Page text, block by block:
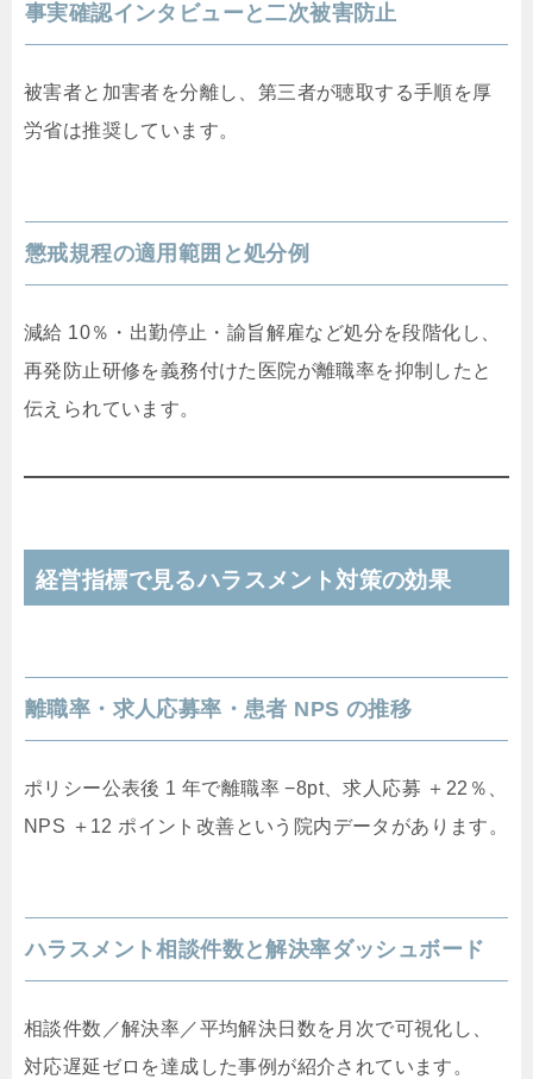
事実確認インタビューと二次被害防止
被害者と加害者を分離し、第三者が聴取する手順を厚
労省は推奨しています。
懲戒規程の適用範囲と処分例
減給 10％・出勤停止・諭旨解雇など処分を段階化し、
再発防止研修を義務付けた医院が離職率を抑制したと
伝えられています。
経営指標で見るハラスメント対策の効果
離職率・求人応募率・患者 NPS の推移
ポリシー公表後 1 年で離職率 −8pt、求人応募 ＋22％、
NPS ＋12 ポイント改善という院内データがあります。
ハラスメント相談件数と解決率ダッシュボード
相談件数／解決率／平均解決日数を月次で可視化し、
対応遅延ゼロを達成した事例が紹介されています。